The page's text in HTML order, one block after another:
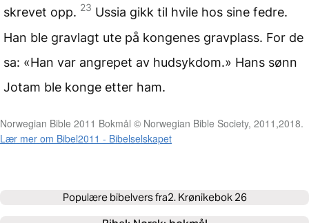
skrevet opp. 23 Ussia gikk til hvile hos sine fedre.
Han ble gravlagt ute på kongenes gravplass. For de
sa: «Han var angrepet av hudsykdom.» Hans sønn
Jotam ble konge etter ham.
Norwegian Bible 2011 Bokmål © Norwegian Bible Society, 2011,2018.
Lær mer om Bibel2011 - Bibelselskapet
Populære bibelvers fra2. Krønikebok 26